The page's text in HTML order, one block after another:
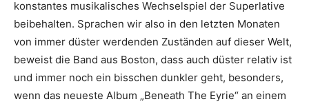
konstantes musikalisches Wechselspiel der Superlative
beibehalten. Sprachen wir also in den letzten Monaten
von immer düster werdenden Zuständen auf dieser Welt,
beweist die Band aus Boston, dass auch düster relativ ist
und immer noch ein bisschen dunkler geht, besonders,
wenn das neueste Album „Beneath The Eyrie“ an einem